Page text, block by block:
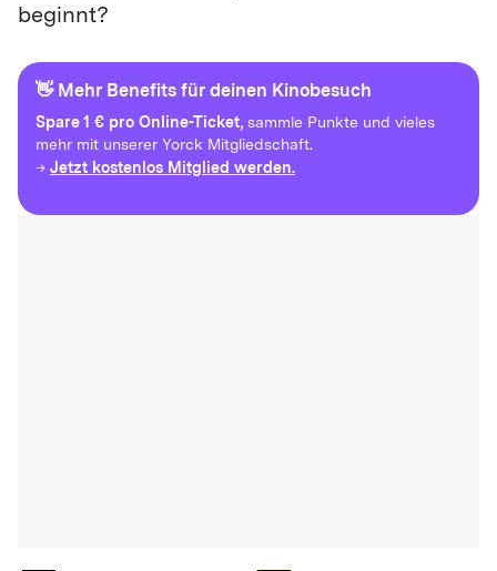
beginnt?
👋 Mehr Benefits für deinen Kinobesuch
Spare1 € pro Online-Ticket, sammle Punkte und vieles
mehr mit unserer Yorck Mitgliedschaft.
→ Jetzt kostenlos Mitglied werden.